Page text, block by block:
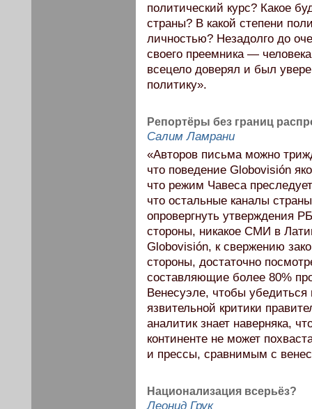
политический курс? Какое
страны? В какой степени
личностью? Незадолго до
своего преемника —
всецело доверял и был
политику».
Репортёры без границ
Салим Ламрани
«Авторов письма можно
что поведение Globovisión
что режим Чавеса
что остальные каналы
опровергнуть утверждения
стороны, никакое СМИ в
Globovisión, к свержению
стороны, достаточно
составляющие более 80%
Венесуэле, чтобы убедиться
язвительной критики
аналитик знает наверняка,
континенте не может
и прессы, сравнимым с
Национализация всерьёз?
Леонид Грук